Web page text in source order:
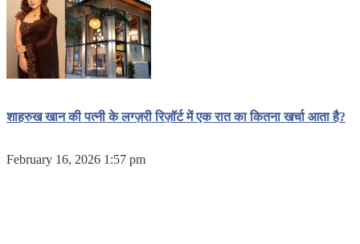
शाहरुख खान की पत्नी के लग्ज़री रिज़ॉर्ट में एक रात का कितना खर्चा आता है?
February 16, 2026 1:57 pm